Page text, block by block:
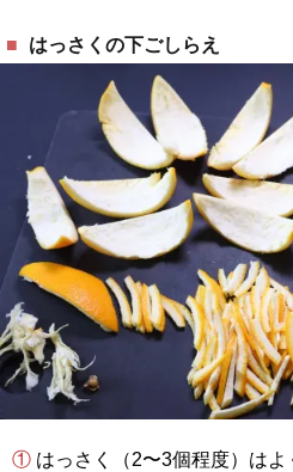
はっさくの下ごしらえ
① はっさく（2〜3個程度）はよく洗い、皮をむいてからヘ